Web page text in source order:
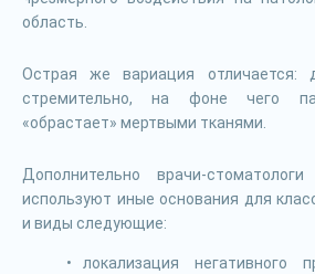
область.
Острая же вариация отличается:
стремительно, на фоне чего
«обрастает» мертвыми тканями.
Дополнительно врачи-
используют иные основания для
и виды следующие:
локализация негативного